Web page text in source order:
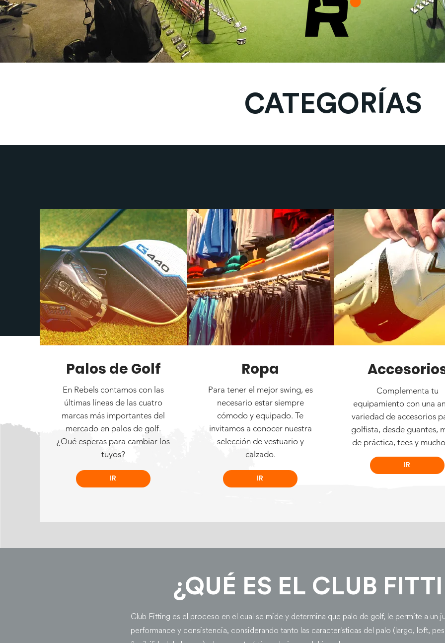
CATEGORÍAS
Palos de Golf
En Rebels contamos con las
últimas líneas de las cuatro
marcas más importantes del
mercado en palos de golf.
¿Qué esperas para cambiar los
tuyos?
IR
Ropa
Para tener el mejor swing, es
necesario estar siempre
cómodo y equipado. Te
invitamos a conocer nuestra
selección de vestuario y
calzado.
IR
Complementa tu
equipamiento con una
variedad de accesorios
golfista, desde guantes,
de práctica, tees y
IR
¿QUÉ ES EL CLUB
Club Fitting es el proceso en el cual se mide y determina que palo de golf, le permite a un
performance y consistencia, considerando tanto las características del palo (largo, loft,